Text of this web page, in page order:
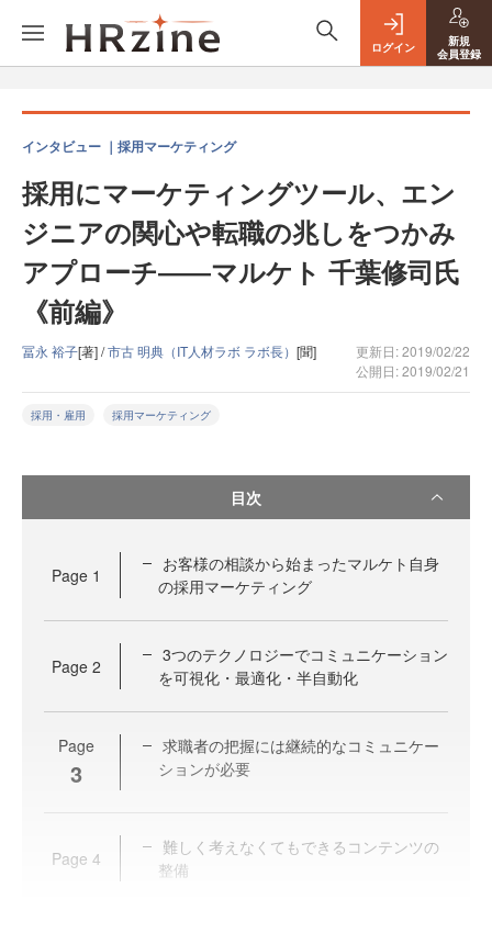
ログイン
新規
会員登録
インタビュー ｜採用マーケティング
採用にマーケティングツール、エン
ジニアの関心や転職の兆しをつかみ
アプローチ――マルケト 千葉修司氏
《前編》
冨永 裕子[著] /市古 明典（IT人材ラボ ラボ長） [聞]
更新日: 2019/02/22
公開日: 2019/02/21
採用・雇用 採用マーケティング
目次
Page 1
お客様の相談から始まったマルケト自身
の採用マーケティング
Page 2
3つのテクノロジーでコミュニケーション
を可視化・最適化・半自動化
Page
3
求職者の把握には継続的なコミュニケー
ションが必要
Page 4
難しく考えなくてもできるコンテンツの
整備